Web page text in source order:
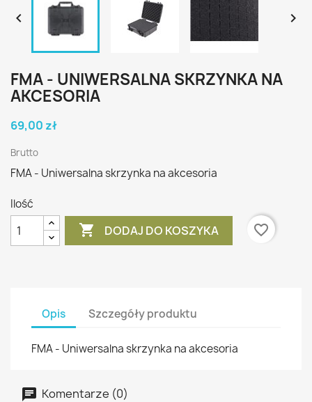
 
FMA - UNIWERSALNA SKRZYNKA NA
AKCESORIA
69,00 zł
Brutto
FMA - Uniwersalna skrzynka na akcesoria
Ilość
 DODAJ DO KOSZYKA favorite_border
Opis Szczegóły produktu
FMA - Uniwersalna skrzynka na akcesoria
Komentarze (0)